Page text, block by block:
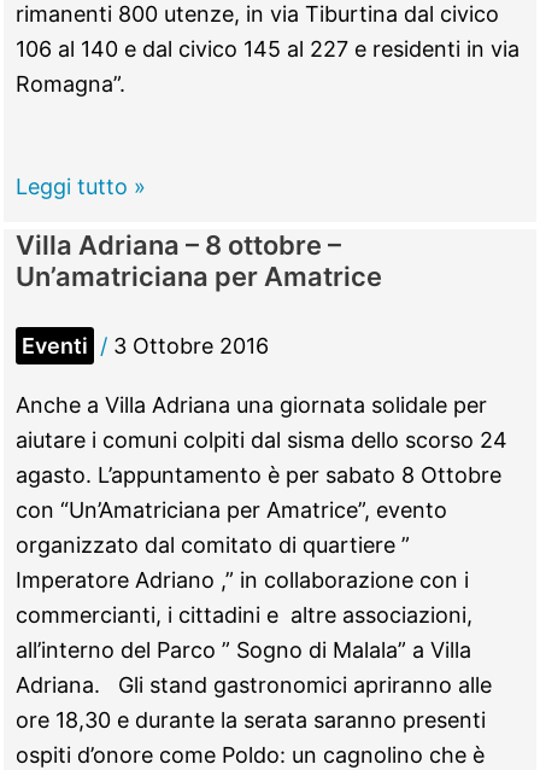
rimanenti 800 utenze, in via Tiburtina dal civico
106 al 140 e dal civico 145 al 227 e residenti in via
Romagna”.
Tivoli
Rifiuti,
raccolta
porta
a
porta
a
Villa
Adriana:
“Entro
il
10”
kit
domestico
per
tutti
Leggi tutto »
Villa Adriana – 8 ottobre –
Un’amatriciana per Amatrice
Eventi / 3 Ottobre 2016
Anche a Villa Adriana una giornata solidale per
aiutare i comuni colpiti dal sisma dello scorso 24
agasto. L’appuntamento è per sabato 8 Ottobre
con “Un’Amatriciana per Amatrice”, evento
organizzato dal comitato di quartiere ”
Imperatore Adriano ,” in collaborazione con i
commercianti, i cittadini e altre associazioni,
all’interno del Parco ” Sogno di Malala” a Villa
Adriana. Gli stand gastronomici apriranno alle
ore 18,30 e durante la serata saranno presenti
ospiti d’onore come Poldo: un cagnolino che è